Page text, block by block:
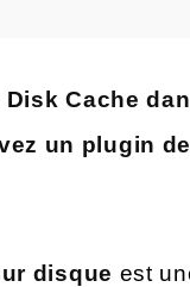
Cache
un plugin
disque est